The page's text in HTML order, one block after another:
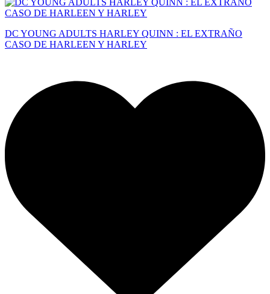
DC YOUNG ADULTS HARLEY QUINN : EL EXTRAÑO
CASO DE HARLEEN Y HARLEY